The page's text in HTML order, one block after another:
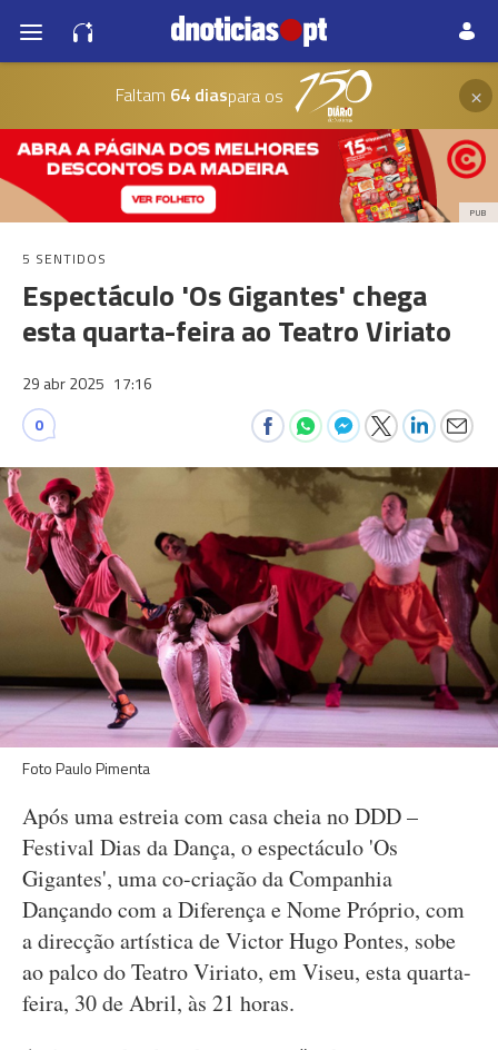
Faltam 64 diaspara os ×
PUB
5 SENTIDOS
Espectáculo 'Os Gigantes' chega
esta quarta-feira ao Teatro Viriato
29 abr 2025 17:16
0
Foto Paulo Pimenta
Após uma estreia com casa cheia no DDD –
Festival Dias da Dança, o espectáculo 'Os
Gigantes', uma co-criação da Companhia
Dançando com a Diferença e Nome Próprio, com
a direcção artística de Victor Hugo Pontes, sobe
ao palco do Teatro Viriato, em Viseu, esta quarta-
feira, 30 de Abril, às 21 horas.